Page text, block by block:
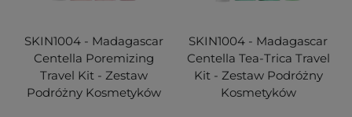
SKIN1004 - Madagascar
Centella Poremizing
Travel Kit - Zestaw
Podróżny Kosmetyków
SKIN1004 - Madagascar
Centella Tea-Trica Travel
Kit - Zestaw Podróżny
Kosmetyków